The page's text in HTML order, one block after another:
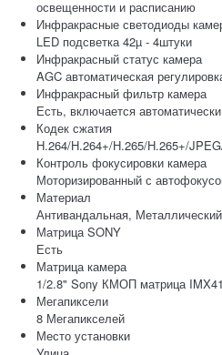
освещенности и расписанию
Инфракрасные светодиоды
LED подсветка 42µ - 4штуки
Инфракрасный статус камера
AGC автоматическая
Инфракрасный фильтр камера
Есть, включается
Кодек сжатия
H.264/H.264+/H.265/H.265+/
Контроль фокусировки камера
Моторизированный с
Материал
Антивандальная,
Матрица SONY
Есть
Матрица камера
1/2.8" Sony КМОП матрица
Мегапиксели
8 Мегапикселей
Место установки